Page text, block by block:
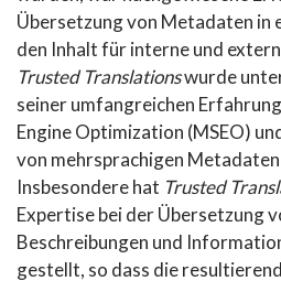
Übersetzung von Metadaten in
den Inhalt für interne und
Trusted Translationswurde
seiner umfangreichen
Engine Optimization (MSEO)
von mehrsprachigen
Insbesondere hat Trusted
Expertise bei der Übersetzung
Beschreibungen und
gestellt, so dass die